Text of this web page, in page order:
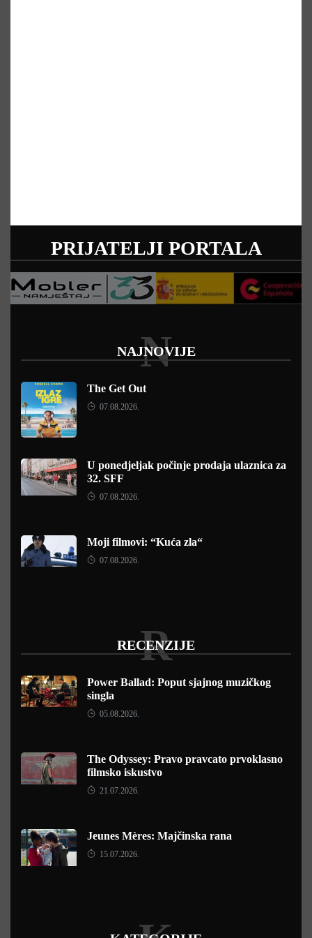
PRIJATELJI PORTALA
NAJNOVIJE
N
The Get Out
07.08.2026.
U ponedjeljak počinje prodaja ulaznica za
32. SFF
07.08.2026.
Moji filmovi: “Kuća zla“
07.08.2026.
RECENZIJE
R
Power Ballad: Poput sjajnog muzičkog
singla
05.08.2026.
The Odyssey: Pravo pravcato prvoklasno
filmsko iskustvo
21.07.2026.
Jeunes Mères: Majčinska rana
15.07.2026.